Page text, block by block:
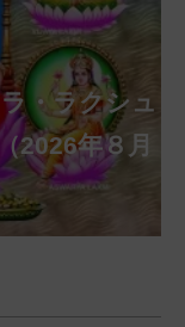
ィ・アマー
年８月12
ュミー・ク
ャー（2026
・パンチャ
月17日
・ラクシュ
2026年８月
タハラ・チ
（2026年８
ナ・ジャヤ
年９月４日
シャ・チャ
2026年９月
ラクシュミ
年９月19
ラヤー・ア
（2026年10
（ナーガ・
日（月）実
（ガーヤト
年８月28日
（食事の奉
金